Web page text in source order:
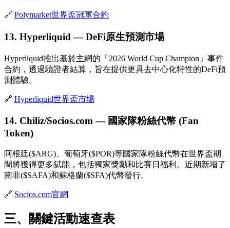
🔗 Polymarket世界盃冠軍合約
13. Hyperliquid — DeFi原生預測市場
Hyperliquid推出基於主網的「2026 World Cup Champion」事件
合約，透過驗證者結算，旨在提供更具去中心化特性的DeFi預
測體驗。
🔗 Hyperliquid世界盃市場
14. Chiliz/Socios.com — 國家隊粉絲代幣 (Fan
Token)
阿根廷($ARG)、葡萄牙($POR)等國家隊粉絲代幣在世界盃期
間將獲得更多賦能，包括獨家獎勵和比賽日福利。近期新增了
南非($SAFA)和蘇格蘭($SFA)代幣發行。
🔗 Socios.com官網
三、關鍵活動速查表